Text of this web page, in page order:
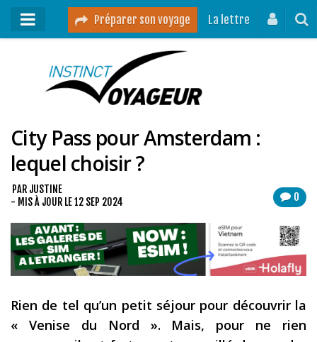
Préparer son voyage La lettre
Mon podcast
Destinations
Mes ressources pour voyager
Guides voyages
Contact
Mon journal de bord sur Instagram
Blog voyage
City Pass pour Amsterdam :
lequel choisir ?
0
PAR JUSTINE
- MIS À JOUR LE12 SEP 2024
Rien de tel qu’un petit séjour pour découvrir la
« Venise du Nord ». Mais, pour ne rien